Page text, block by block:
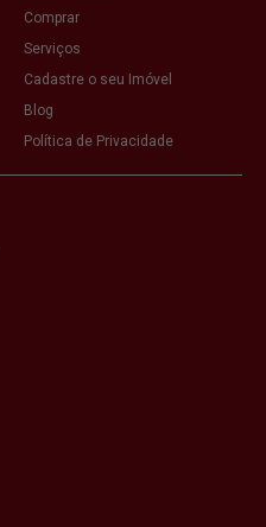
Comprar
Serviços
Cadastre o seu Imóvel
Blog
Política de Privacidade